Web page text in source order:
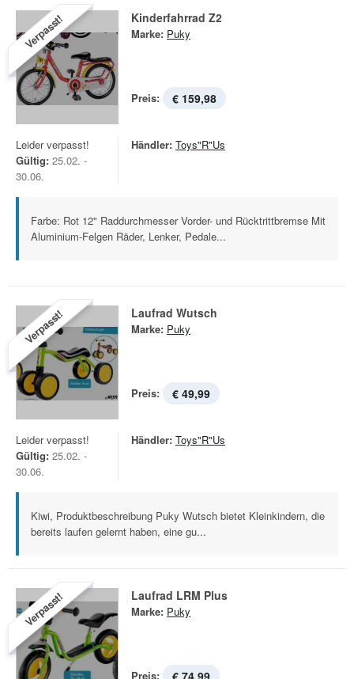
Verpasst! Kinderfahrrad Z2
Marke: Puky
Preis: € 159,98
Leider verpasst!
Gültig: 25.02. -
30.06.
Händler: Toys"R"Us
Farbe: Rot 12" Raddurchmesser Vorder- und Rücktrittbremse Mit
Aluminium-Felgen Räder, Lenker, Pedale...
Verpasst! Laufrad Wutsch
Marke: Puky
Preis: € 49,99
Leider verpasst!
Gültig: 25.02. -
30.06.
Händler: Toys"R"Us
Kiwi, Produktbeschreibung Puky Wutsch bietet Kleinkindern, die
bereits laufen gelernt haben, eine gu...
Verpasst! Laufrad LRM Plus
Marke: Puky
Preis: € 74,99